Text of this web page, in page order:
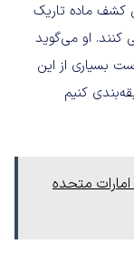
کشف ماده تاریک
کنند. او می‌گوید
بسیاری از این
کنیم
امارات متحده